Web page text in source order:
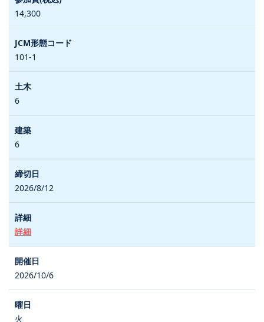
14,300
101-1
6
6
2026/8/12
詳細
2026/10/6
火